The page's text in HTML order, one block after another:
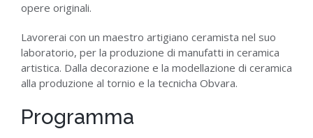
opere originali.
Lavorerai con un maestro artigiano ceramista nel suo
laboratorio, per la produzione di manufatti in ceramica
artistica. Dalla decorazione e la modellazione di ceramica
alla produzione al tornio e la tecnicha Obvara.
Programma